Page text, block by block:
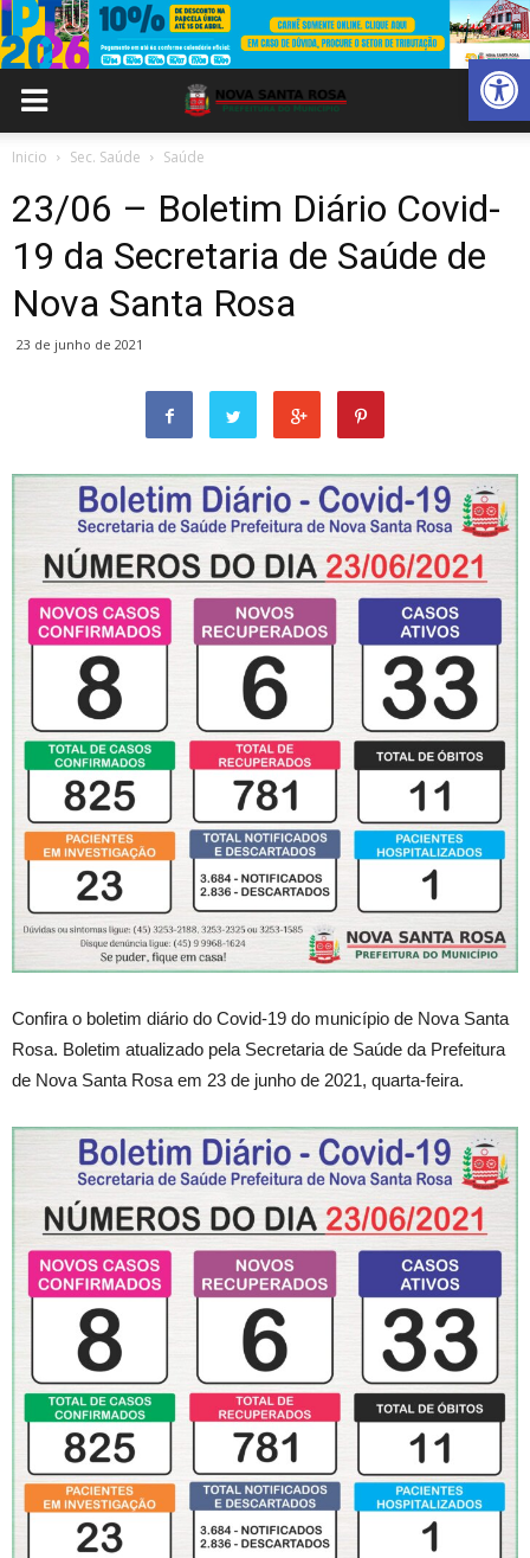
Abrir
Inicio Sec. Saúde Saúde
23/06 – Boletim Diário Covid-
19 da Secretaria de Saúde de
Nova Santa Rosa
23 de junho de 2021
Confira o boletim diário do Covid-19 do município de Nova Santa
Rosa. Boletim atualizado pela Secretaria de Saúde da Prefeitura
de Nova Santa Rosa em 23 de junho de 2021, quarta-feira.